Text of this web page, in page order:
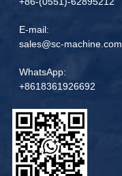
E-mail:
sales@sc-machine.com
WhatsApp:
+8618361926692